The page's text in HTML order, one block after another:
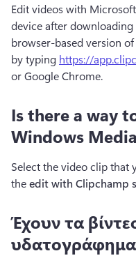
Edit videos with
device after
browser-based version
by typing https://
or Google Chrome.
Is there a way
Windows
Select the video clip that
the edit with Clipchamp
Έχουν τα